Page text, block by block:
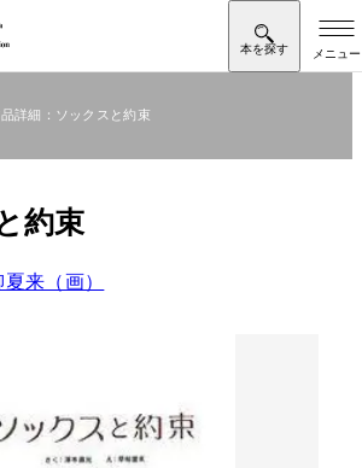
詳細：ソックスと約束
約束
来（画）